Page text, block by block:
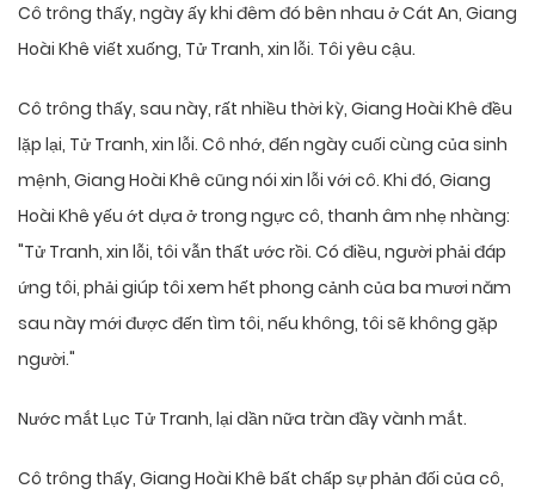
Cô trông thấy, ngày ấy khi đêm đó bên nhau ở Cát An, Giang
Hoài Khê viết xuống, Tử Tranh, xin lỗi. Tôi yêu cậu.
Cô trông thấy, sau này, rất nhiều thời kỳ, Giang Hoài Khê đều
lặp lại, Tử Tranh, xin lỗi. Cô nhớ, đến ngày cuối cùng của sinh
mệnh, Giang Hoài Khê cũng nói xin lỗi với cô. Khi đó, Giang
Hoài Khê yếu ớt dựa ở trong ngực cô, thanh âm nhẹ nhàng:
"Tử Tranh, xin lỗi, tôi vẫn thất ước rồi. Có điều, người phải đáp
ứng tôi, phải giúp tôi xem hết phong cảnh của ba mươi năm
sau này mới được đến tìm tôi, nếu không, tôi sẽ không gặp
người."
Nước mắt Lục Tử Tranh, lại dần nữa tràn đầy vành mắt.
Cô trông thấy, Giang Hoài Khê bất chấp sự phản đối của cô,